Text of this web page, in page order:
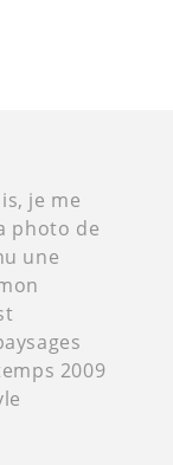
je me
photo de
une
2009